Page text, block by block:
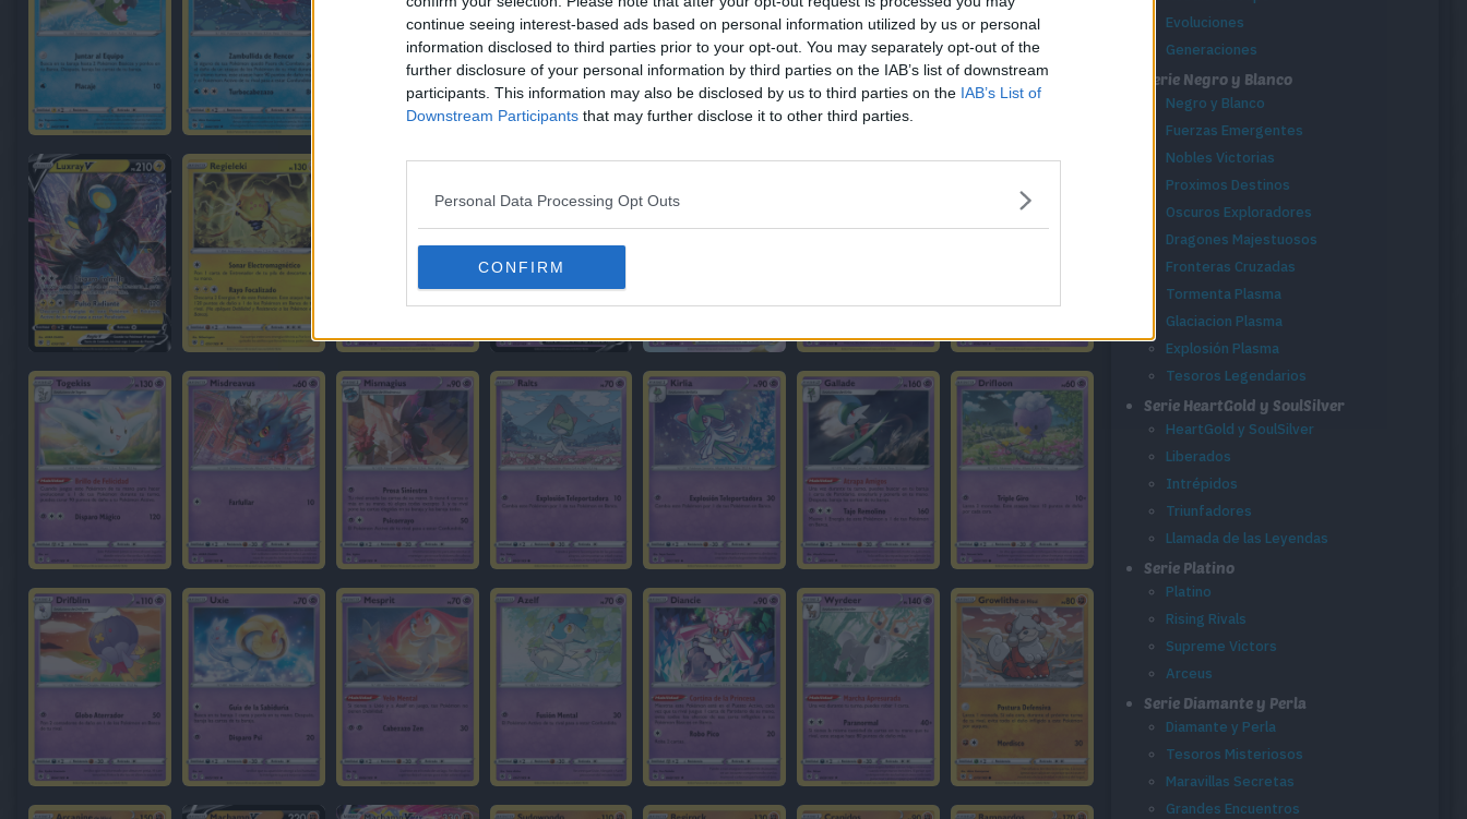
continue seeing interest-based ads based on personal information utilized by us or personal
information disclosed to third parties prior to your opt-out. You may separately opt-out of the
further disclosure of your personal information by third parties on the IAB’s list of downstream
participants. This information may also be disclosed by us to third parties on the IAB’s List of
Downstream Participants that may further disclose it to other third parties.
Personal Data Processing Opt Outs
CONFIRM
Evoluciones
Generaciones
Serie Negro y Blanco
Negro y Blanco
Fuerzas Emergentes
Nobles Victorias
Proximos Destinos
Oscuros Exploradores
Dragones Majestuosos
Fronteras Cruzadas
Tormenta Plasma
Glaciacion Plasma
Explosión Plasma
Tesoros Legendarios
Serie HeartGold y SoulSilver
HeartGold y SoulSilver
Liberados
Intrépidos
Triunfadores
Llamada de las Leyendas
Serie Platino
Platino
Rising Rivals
Supreme Victors
Arceus
Serie Diamante y Perla
Diamante y Perla
Tesoros Misteriosos
Maravillas Secretas
Grandes Encuentros